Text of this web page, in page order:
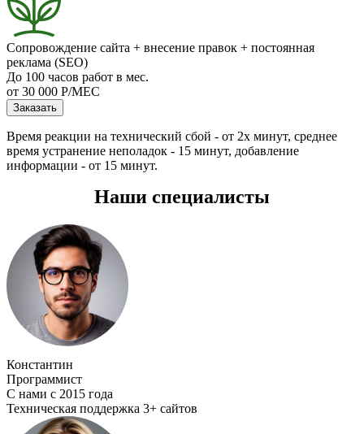
Сопровождение сайта + внесение правок + постоянная
реклама (SEO)
До 100 часов работ в мес.
от 30 000 Р/МЕС
Заказать
Время реакции на технический сбой - от 2х минут, среднее
время устранение неполадок - 15 минут, добавление
информации - от 15 минут.
Наши специалисты
Константин
Программист
С нами с 2015 года
Техническая поддержка 3+ сайтов